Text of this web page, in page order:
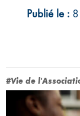
Publié le :
#Vie de